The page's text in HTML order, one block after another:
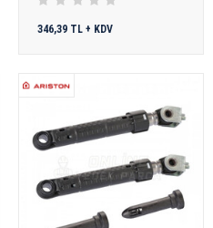
346,39 TL + KDV